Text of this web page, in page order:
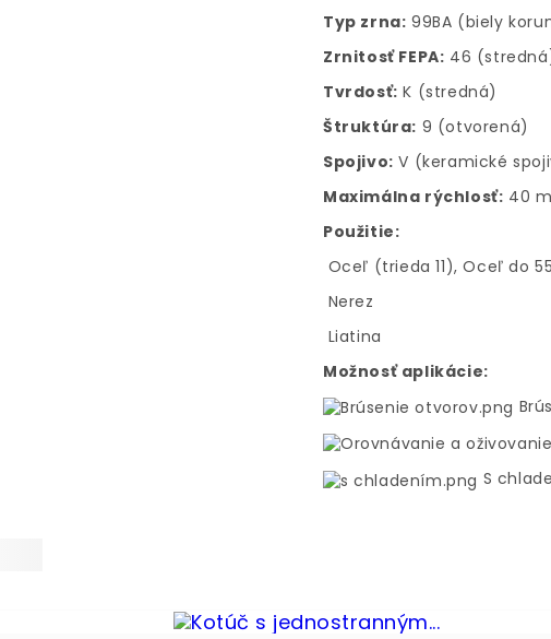
Typ zrna: 99BA (biely
Zrnitosť FEPA: 46
Tvrdosť: K (stredná)
Štruktúra: 9 (otvorená)
Spojivo: V (keramické
Maximálna rýchlosť: 40
Použitie:
Oceľ (trieda 11), Oceľ do
Nerez
Liatina
Možnosť aplikácie:
S